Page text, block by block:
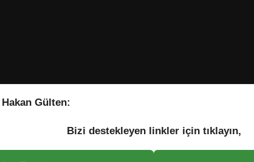
Gülten:
Bizi destekleyen linkler için tıklayın,